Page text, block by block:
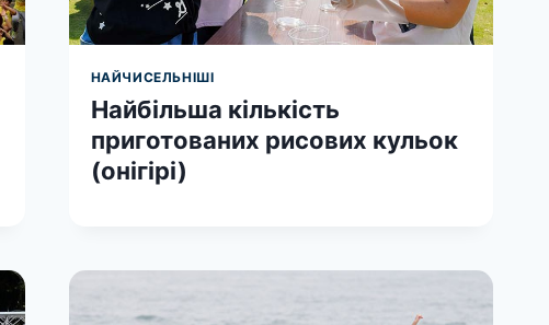
НАЙЧИСЕЛЬНІШІ
Найбільша кількість
приготованих рисових кульок
(онігірі)